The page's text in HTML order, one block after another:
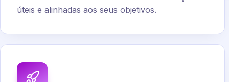
úteis e alinhadas aos seus objetivos.